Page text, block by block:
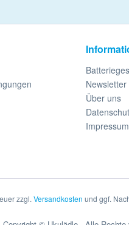
Newsletter
Über uns
Impressum
zzgl. Versandkosten und ggf.